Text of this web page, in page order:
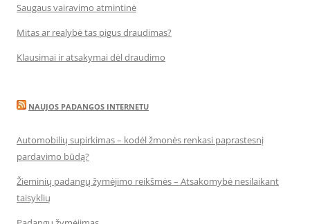
Saugaus vairavimo atmintinė
Mitas ar realybė tas pigus draudimas?
Klausimai ir atsakymai dėl draudimo
NAUJOS PADANGOS INTERNETU
Automobilių supirkimas – kodėl žmonės renkasi paprastesnį
pardavimo būdą?
Žieminių padangų žymėjimo reikšmės – Atsakomybė nesilaikant
taisyklių